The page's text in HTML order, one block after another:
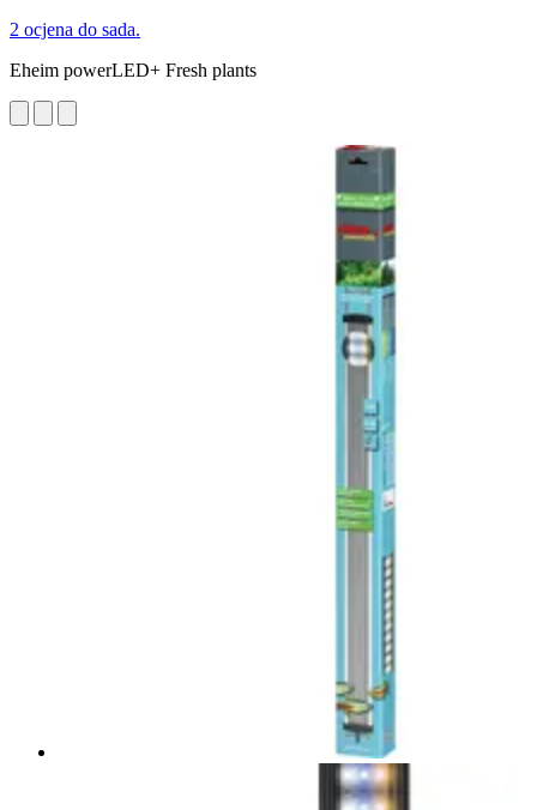
2 ocjena do sada.
Eheim powerLED+ Fresh plants